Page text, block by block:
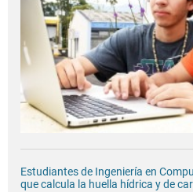
Estudiantes de Ingeniería en
que calcula la huella hídrica y de